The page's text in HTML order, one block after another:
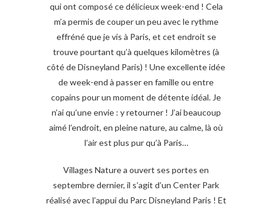
qui ont composé ce délicieux week-end ! Cela
m’a permis de couper un peu avec le rythme
effréné que je vis à Paris, et cet endroit se
trouve pourtant qu’à quelques kilomètres (à
côté de Disneyland Paris) ! Une excellente idée
de week-end à passer en famille ou entre
copains pour un moment de détente idéal. Je
n’ai qu’une envie : y retourner ! J’ai beaucoup
aimé l’endroit, en pleine nature, au calme, là où
l’air est plus pur qu’à Paris…
Villages Nature a ouvert ses portes en
septembre dernier, il s’agit d’un Center Park
réalisé avec l’appui du Parc Disneyland Paris ! Et